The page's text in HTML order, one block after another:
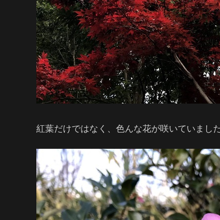
紅葉だけではなく、色んな花が咲いていまし